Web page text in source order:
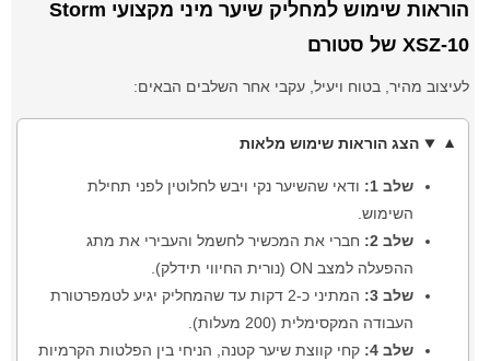
הוראות שימוש למחליק שיער מיני מקצועי Storm
XSZ-10 של סטורם
לעיצוב מהיר, בטוח ויעיל, עקבי אחר השלבים הבאים:
הצג הוראות שימוש מלאות
שלב 1:
ודאי שהשיער נקי ויבש לחלוטין לפני תחילת
השימוש.
שלב 2:
חברי את המכשיר לחשמל והעבירי את מתג
ההפעלה למצב ON (נורית החיווי תידלק).
שלב 3:
המתיני כ-2 דקות עד שהמחליק יגיע לטמפרטורת
העבודה המקסימלית (200 מעלות).
שלב 4:
קחי קווצת שיער קטנה, הניחי בין הפלטות הקרמיות